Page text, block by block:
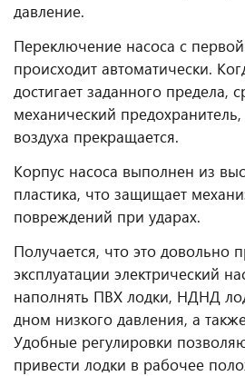
давление.
Переключение насоса с
происходит автоматически.
достигает заданного предела,
механический
воздуха прекращается.
Корпус насоса выполнен из
пластика, что защищает
повреждений при ударах.
Получается, что это довольно
эксплуатации электрический
наполнять ПВХ лодки, НДНД
дном низкого давления, а
Удобные регулировки
привести лодки в рабочее